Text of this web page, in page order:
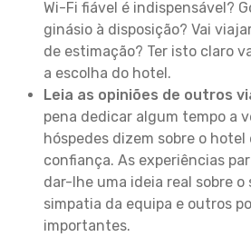
Wi-Fi fiável é indispensável?
ginásio à disposição? Vai
de estimação? Ter isto claro
a escolha do hotel.
Leia as opiniões de outros
pena dedicar algum tempo a
hóspedes dizem sobre o hotel
confiança. As experiências
dar-lhe uma ideia real sobre o
simpatia da equipa e outros
importantes.